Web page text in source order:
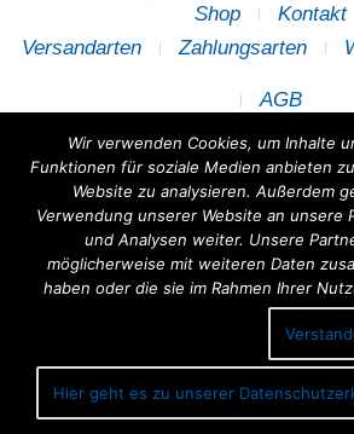
Shop
Kontakt
Versandarten
Zahlungsarten
AGB
Wir verwenden Cookies, um Inhalte
Funktionen für soziale Medien anbieten
Website zu analysieren. Außerdem
Verwendung unserer Website an unsere
und Analysen weiter. Unsere
möglicherweise mit weiteren Daten
haben oder die sie im Rahmen Ihrer
Hier geht es zu unserer